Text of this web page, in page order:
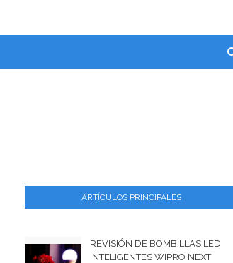
ARTÍCULOS PRINCIPALES
REVISIÓN DE BOMBILLAS LED
INTELIGENTES WIPRO NEXT